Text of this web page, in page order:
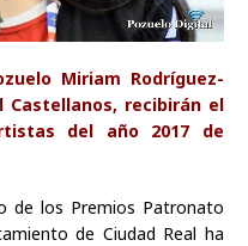
Miriam Rodríguez-
recibirán el
del año 2017 de
de los Premios Patronato
de Ciudad Real ha